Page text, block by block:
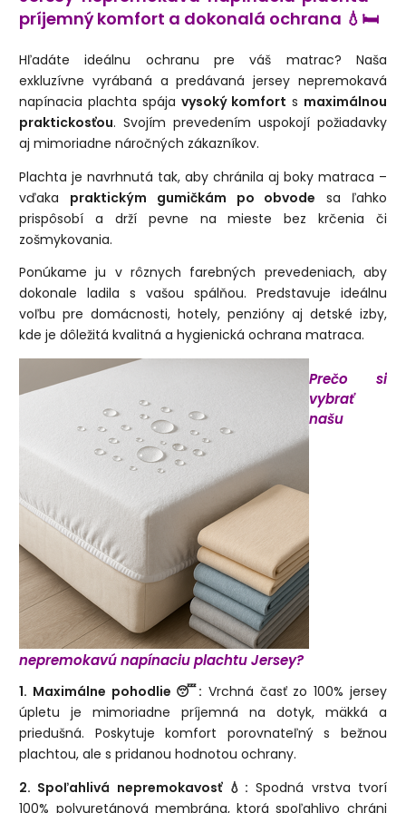
príjemný komfort a dokonalá ochrana 💧🛏️
Hľadáte ideálnu ochranu pre váš matrac? Naša
exkluzívne vyrábaná a predávaná jersey nepremokavá
napínacia plachta spája vysoký komfort s maximálnou
praktickosťou. Svojím prevedením uspokojí požiadavky
aj mimoriadne náročných zákazníkov.
Plachta je navrhnutá tak, aby chránila aj boky matraca –
vďaka praktickým gumičkám po obvode sa ľahko
prispôsobí a drží pevne na mieste bez krčenia či
zošmykovania.
Ponúkame ju v rôznych farebných prevedeniach, aby
dokonale ladila s vašou spálňou. Predstavuje ideálnu
voľbu pre domácnosti, hotely, penzióny aj detské izby,
kde je dôležitá kvalitná a hygienická ochrana matraca.
Prečo si
vybrať
našu
nepremokavú napínaciu plachtu Jersey?
1. Maximálne pohodlie 😴: Vrchná časť zo 100% jersey
úpletu je mimoriadne príjemná na dotyk, mäkká a
priedušná. Poskytuje komfort porovnateľný s bežnou
plachtou, ale s pridanou hodnotou ochrany.
2. Spoľahlivá nepremokavosť 💧: Spodná vrstva tvorí
100% polyuretánová membrána, ktorá spoľahlivo chráni